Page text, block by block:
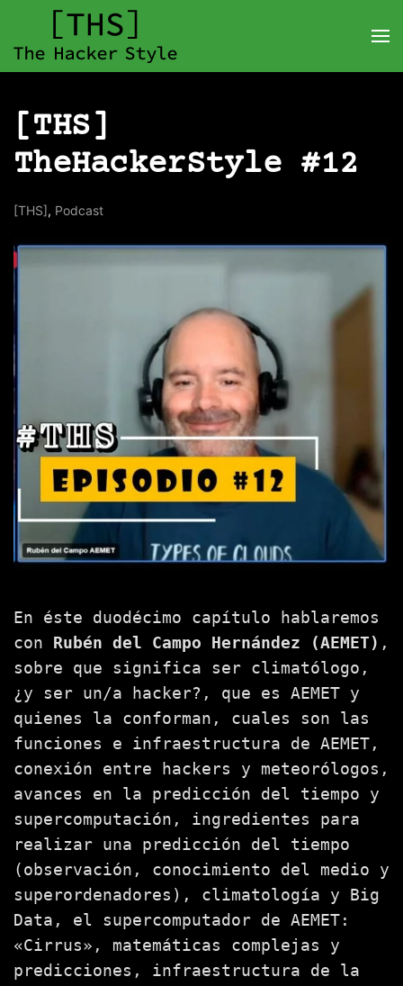
[THS]
TheHackerStyle #12
[THS], Podcast
En éste duodécimo capítulo hablaremos
con Rubén del Campo Hernández (AEMET) ,
sobre que significa ser climatólogo,
¿y ser un/a hacker?, que es AEMET y
quienes la conforman, cuales son las
funciones e infraestructura de AEMET,
conexión entre hackers y meteorólogos,
avances en la predicción del tiempo y
supercomputación, ingredientes para
realizar una predicción del tiempo
(observación, conocimiento del medio y
superordenadores), climatología y Big
Data, el supercomputador de AEMET:
«Cirrus», matemáticas complejas y
predicciones, infraestructura de la